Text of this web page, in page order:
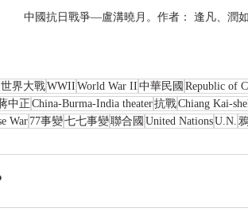
中國抗日戰爭—盧溝曉月。作者： 逢凡、潤
界大戰WWII World War II 中華民國 Republic of
中正China-Burma-India theater抗戰Chiang Kai-
War 77事變七七事變聯合國 United NationsU.N.